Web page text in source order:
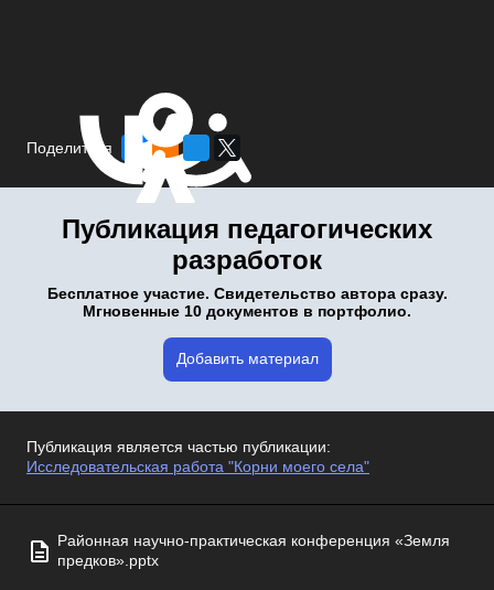
Поделиться
Публикация педагогических
разработок
Бесплатное участие. Свидетельство автора сразу.
Мгновенные 10 документов в портфолио.
Добавить материал
Публикация является частью публикации:
Исследовательская работа "Корни моего села"
Районная научно-практическая конференция «Земля
предков».pptx